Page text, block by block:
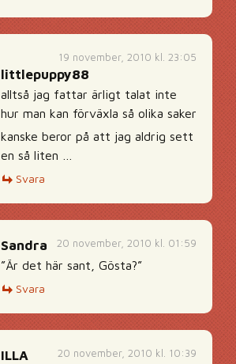
19 november, 2010 kl. 23:05
littlepuppy88
alltså jag fattar ärligt talat inte
hur man kan förväxla så olika saker
kanske beror på att jag aldrig sett
en så liten …
Svara
20 november, 2010 kl. 01:59
Sandra
”Är det här sant, Gösta?”
Svara
20 november, 2010 kl. 10:39
ILLA